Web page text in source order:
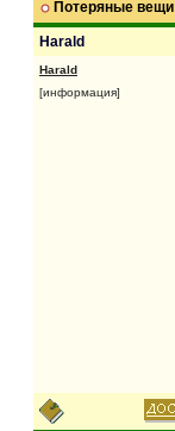
Потеряные вещи
Harald
Harald
[информация]